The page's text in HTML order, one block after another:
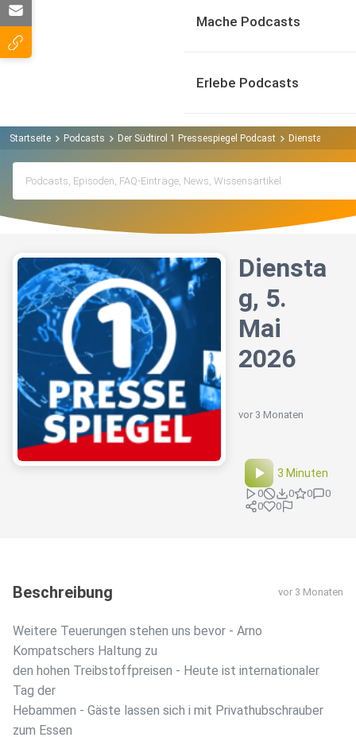
Mache Podcasts
Erlebe Podcasts
Startseite Podcasts Der Südtirol 1 Pressespiegel Podcast Dienstag, 5.
Diensta
g, 5.
Mai
2026
vor 3 Monaten
3 Minuten
0 0 0
0
0
0
Beschreibung vor 3 Monaten
Weitere Teuerungen stehen uns bevor - Arno
Kompatschers Haltung zu
den hohen Treibstoffpreisen - Heute ist internationaler
Tag der
Hebammen - Gäste lassen sich i mit Privathubschrauber
zum Essen